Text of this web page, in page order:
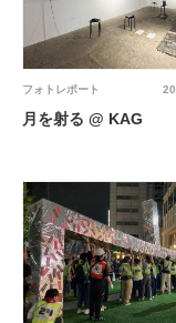
フォトレポート
月を射る @ KAG